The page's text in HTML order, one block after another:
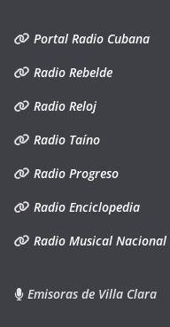
Portal Radio Cubana
Radio Rebelde
Radio Reloj
Radio Taíno
Radio Progreso
Radio Enciclopedia
Radio Musical Nacional
Emisoras de Villa Clara